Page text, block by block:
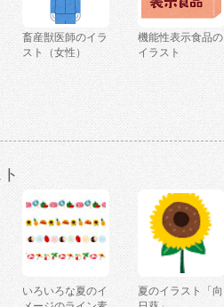
畜産獣医師のイラ
スト（女性）
機能性表示食品の
イラスト
いろいろな夏のイ
夏のイラスト「向